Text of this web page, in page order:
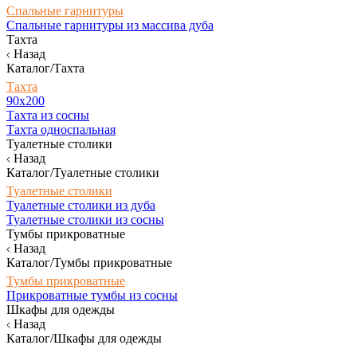
Спальные гарнитуры
Спальные гарнитуры из массива дуба
Тахта
Назад
Каталог/Тахта
Тахта
90х200
Тахта из сосны
Тахта односпальная
Туалетные столики
Назад
Каталог/Туалетные столики
Туалетные столики
Туалетные столики из дуба
Туалетные столики из сосны
Тумбы прикроватные
Назад
Каталог/Тумбы прикроватные
Тумбы прикроватные
Прикроватные тумбы из сосны
Шкафы для одежды
Назад
Каталог/Шкафы для одежды